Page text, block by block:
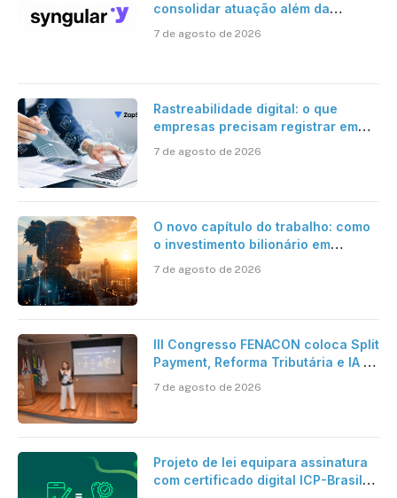
consolidar atuação além da
certificação digital
7 de agosto de 2026
Rastreabilidade digital: o que
empresas precisam registrar em
jornadas digitais?
7 de agosto de 2026
O novo capítulo do trabalho: como
o investimento bilionário em
pesquisa científica revela a
verdadeira era da inteligência
7 de agosto de 2026
III Congresso FENACON coloca Split
Payment, Reforma Tributária e IA no
7 de agosto de 2026
Projeto de lei equipara assinatura
com certificado digital ICP-Brasil